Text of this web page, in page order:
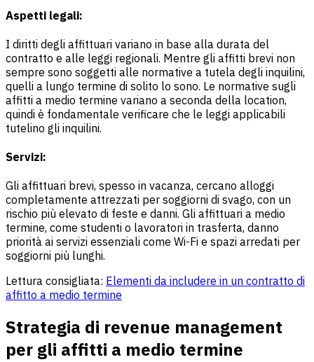
Aspetti legali:
I diritti degli affittuari variano in base alla durata del
contratto e alle leggi regionali. Mentre gli affitti brevi non
sempre sono soggetti alle normative a tutela degli inquilini,
quelli a lungo termine di solito lo sono. Le normative sugli
affitti a medio termine variano a seconda della location,
quindi è fondamentale verificare che le leggi applicabili
tutelino gli inquilini.
Servizi:
Gli affittuari brevi, spesso in vacanza, cercano alloggi
completamente attrezzati per soggiorni di svago, con un
rischio più elevato di feste e danni. Gli affittuari a medio
termine, come studenti o lavoratori in trasferta, danno
priorità ai servizi essenziali come Wi-Fi e spazi arredati per
soggiorni più lunghi.
Lettura consigliata: Elementi da includere in un contratto di
affitto a medio termine
Strategia di revenue management
per gli affitti a medio termine